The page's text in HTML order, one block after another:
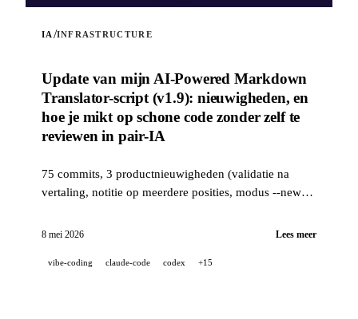
IA /INFRASTRUCTURE
Update van mijn AI-Powered Markdown
Translator-script (v1.9): nieuwigheden, en
hoe je mikt op schone code zonder zelf te
reviewen in pair-IA
75 commits, 3 productnieuwigheden (validatie na
vertaling, notitie op meerdere posities, modus --news)
door AI ondersteunde PR-review) om schone code na
pair-IA.
8 mei 2026 Lees meer
vibe-coding claude-code codex +15